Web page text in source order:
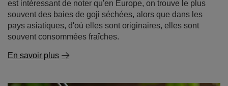
En savoir plus